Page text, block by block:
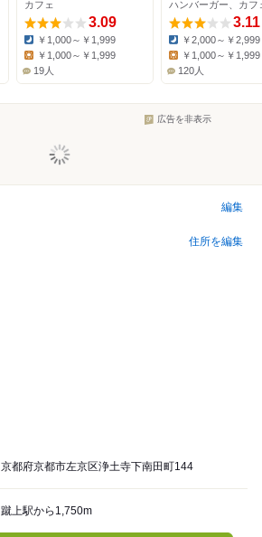
カフェ
3.09
Dinner:
￥1,000～￥1,999
Lunch:
￥1,000～￥1,999
19人
ハンバーガー、カフ
3.11
Dinner:
￥2,000～￥2,999
￥1,000～￥1,999
120人
広告を非表示
編集
住所を編集
京都府京都市左京区浄土寺下南田町144
蹴上駅から1,750m